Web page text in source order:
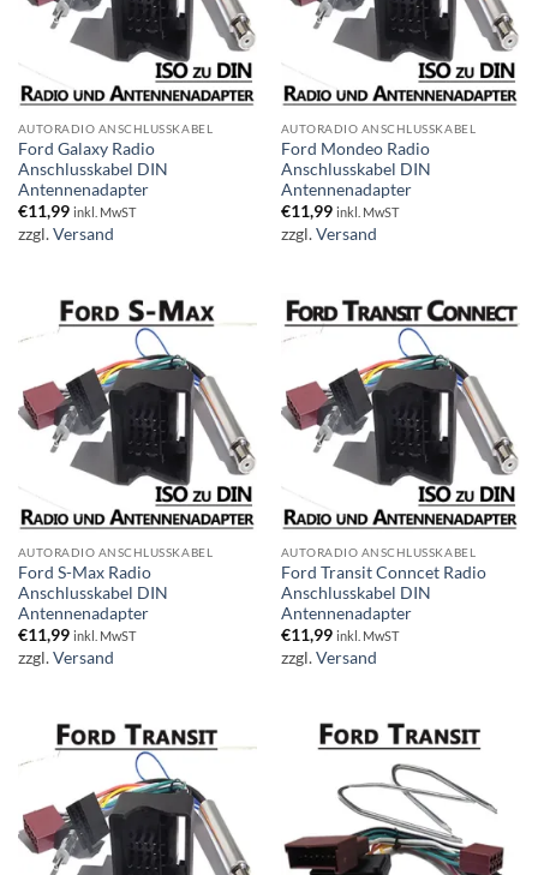
AUTORADIO ANSCHLUSSKABEL
Ford Galaxy Radio
Anschlusskabel DIN
Antennenadapter
€11,99 inkl. MwST
zzgl.Versand
AUTORADIO ANSCHLUSSKABEL
Ford Mondeo Radio
Anschlusskabel DIN
Antennenadapter
€11,99 inkl. MwST
zzgl.Versand
AUTORADIO ANSCHLUSSKABEL
Ford S-Max Radio
Anschlusskabel DIN
Antennenadapter
€11,99 inkl. MwST
zzgl.Versand
AUTORADIO ANSCHLUSSKABEL
Ford Transit Conncet Radio
Anschlusskabel DIN
Antennenadapter
€11,99 inkl. MwST
zzgl.Versand